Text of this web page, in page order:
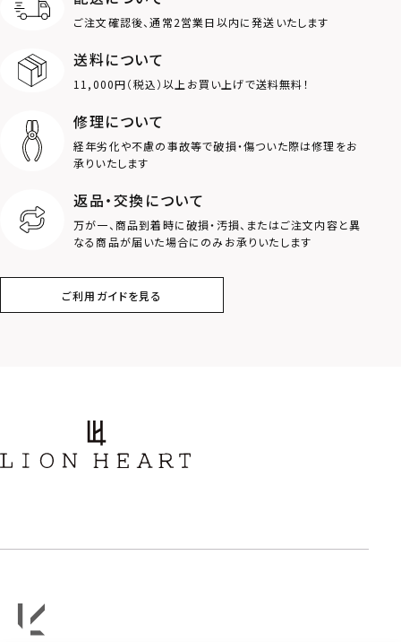
MOTIF
ダブルリング
ロゴ
クラウン
スター
フラワー
ご注文確認後、通常2営業日以内に発送いたします
送料について
11,000円（税込）以上お買い上げで送料無料！
修理について
経年劣化や不慮の事故等で破損・傷ついた際は修理をお
承りいたします
返品・交換について
万が一、商品到着時に破損・汚損、またはご注文内容と異
なる商品が届いた場合にのみお承りいたします
ご利用ガイドを見る